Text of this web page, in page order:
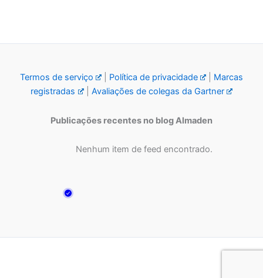
Termos de serviço Política de privacidade
Marcas
registradas
| Avaliações de colegas da Gartner
Publicações recentes no blog Almaden
Nenhum item de feed encontrado.